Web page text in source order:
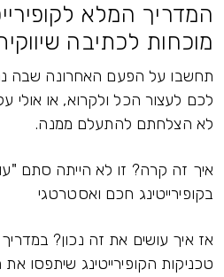
המדריך המלא
מוכחות לכתיבה
תחשבו על הפעם האחרונה שבה
לכם לעצור הכל ולקרוא, או אולי
לא הצלחתם להתעלם ממנה.
איך זה קרה? זו לא הייתה סתם
בקופירייטינג חכם ואסטרטגי
אז איך עושים את זה נכון?
טכניקות הקופירייטינג שיתפסו